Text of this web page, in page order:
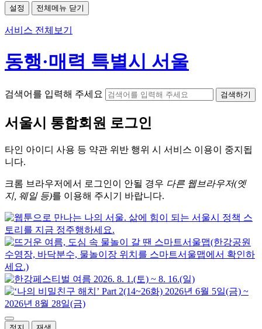
설정 전체메뉴 닫기
서비스 전체보기
동행·매력 특별시 서울
검색어를 입력해 주세요 검색하기
서울시 통합회원 로그인
타인 아이디 사용 등 약관 위반 행위 시 서비스 이용이 중지됩
니다.
크롬 브라우저에서 로그인이 안될 경우 다른 웹브라우저(엣
지, 웨일 등)를 이용해 주시기 바랍니다.